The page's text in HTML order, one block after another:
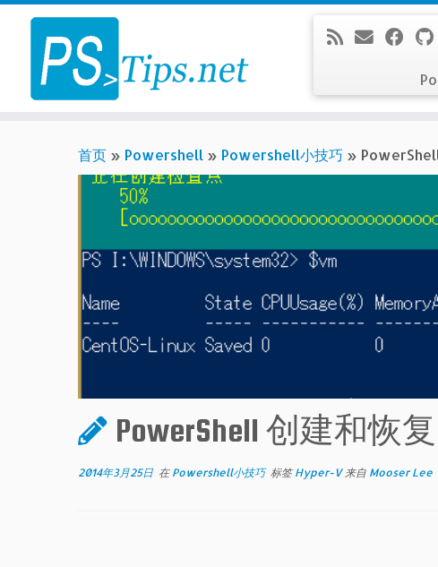
Skip
content
首页 » Powershell » Powershell小技巧 »
PowerShell 创建和恢
2014年3月25日 在 Powershell小技巧 标签Hyper-V 来自 Mooser Lee